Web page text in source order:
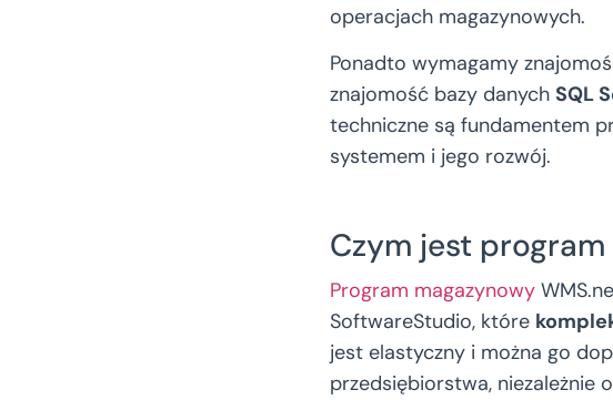
operacjach magazynowych.
Ponadto wymagamy
znajomość bazy danych SQL
techniczne są fundamentem
systemem i jego rozwój.
Czym jest
Program magazynowy
SoftwareStudio, które
jest elastyczny i można go
przedsiębiorstwa, niezależnie